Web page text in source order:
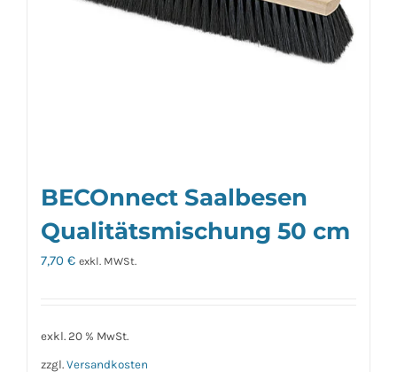
BECOnnect Saalbesen
Qualitätsmischung 50 cm
7,70 € exkl. MWSt.
exkl. 20 % MwSt.
zzgl. Versandkosten